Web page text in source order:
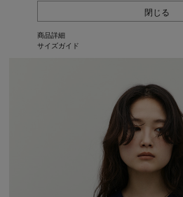
閉じる
商品詳細
サイズガイド